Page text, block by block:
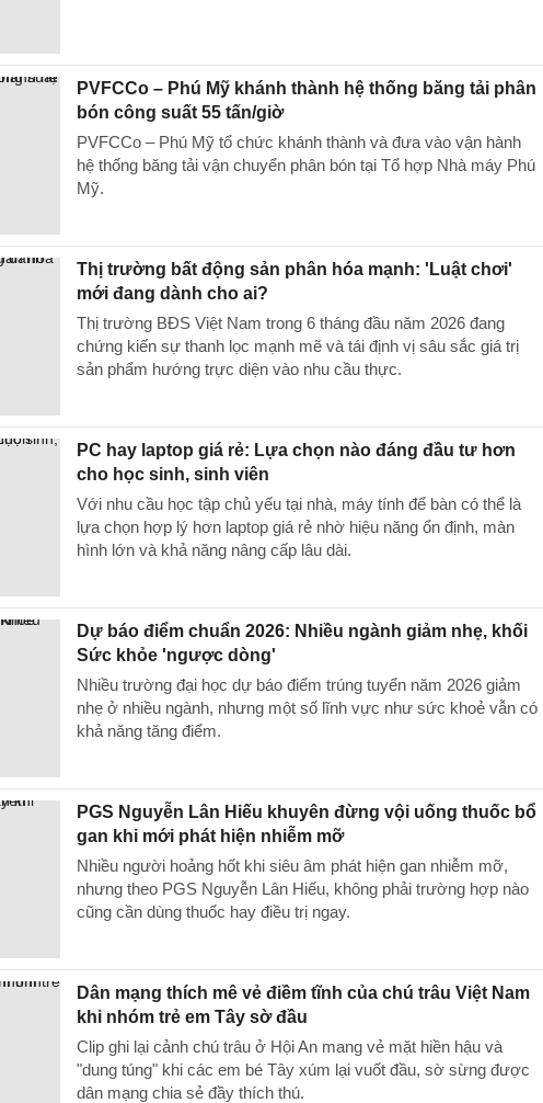
PVFCCo – Phú Mỹ khánh thành hệ thống băng tải phân
bón công suất 55 tấn/giờ
PVFCCo – Phú Mỹ tổ chức khánh thành và đưa vào vận hành
hệ thống băng tải vận chuyển phân bón tại Tổ hợp Nhà máy Phú
Mỹ.
Thị trường bất động sản phân hóa mạnh: 'Luật chơi'
mới đang dành cho ai?
Thị trường BĐS Việt Nam trong 6 tháng đầu năm 2026 đang
chứng kiến sự thanh lọc mạnh mẽ và tái định vị sâu sắc giá trị
sản phẩm hướng trực diện vào nhu cầu thực.
PC hay laptop giá rẻ: Lựa chọn nào đáng đầu tư hơn
cho học sinh, sinh viên
Với nhu cầu học tập chủ yếu tại nhà, máy tính để bàn có thể là
lựa chọn hợp lý hơn laptop giá rẻ nhờ hiệu năng ổn định, màn
hình lớn và khả năng nâng cấp lâu dài.
Dự báo điểm chuẩn 2026: Nhiều ngành giảm nhẹ, khối
Sức khỏe 'ngược dòng'
Nhiều trường đại học dự báo điểm trúng tuyển năm 2026 giảm
nhẹ ở nhiều ngành, nhưng một số lĩnh vực như sức khoẻ vẫn có
khả năng tăng điểm.
PGS Nguyễn Lân Hiếu khuyên đừng vội uống thuốc bổ
gan khi mới phát hiện nhiễm mỡ
Nhiều người hoảng hốt khi siêu âm phát hiện gan nhiễm mỡ,
nhưng theo PGS Nguyễn Lân Hiếu, không phải trường hợp nào
cũng cần dùng thuốc hay điều trị ngay.
Dân mạng thích mê vẻ điềm tĩnh của chú trâu Việt Nam
khi nhóm trẻ em Tây sờ đầu
Clip ghi lại cảnh chú trâu ở Hội An mang vẻ mặt hiền hậu và
"dung túng" khi các em bé Tây xúm lại vuốt đầu, sờ sừng được
dân mạng chia sẻ đầy thích thú.